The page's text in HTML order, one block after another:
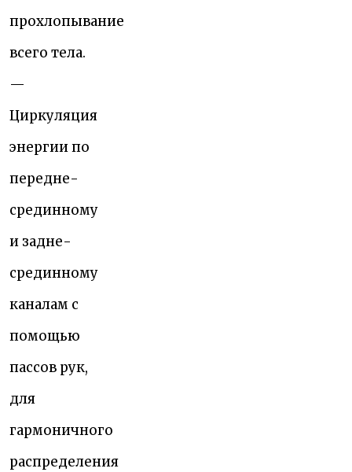
прохлопывание
всего тела.
—
Циркуляция
энергии по
передне-
срединному
и задне-
срединному
каналам с
помощью
пассов рук,
для
гармоничного
распределения